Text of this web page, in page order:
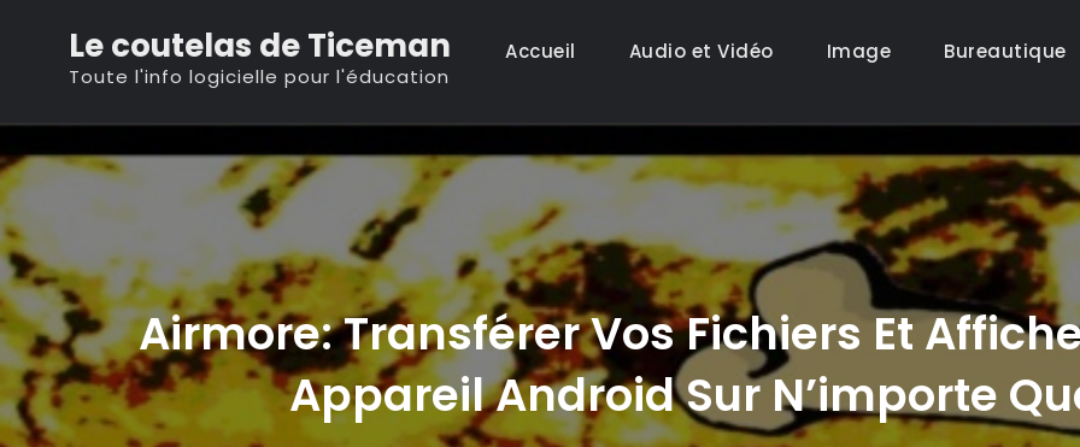
content
Le coutelas de Ticeman
Toute l'info logicielle pour l'éducation
Accueil Audio et Vidéo Image Bureautique
Airmore: Transférer Vos Fichiers Et
Appareil Android Sur N’importe